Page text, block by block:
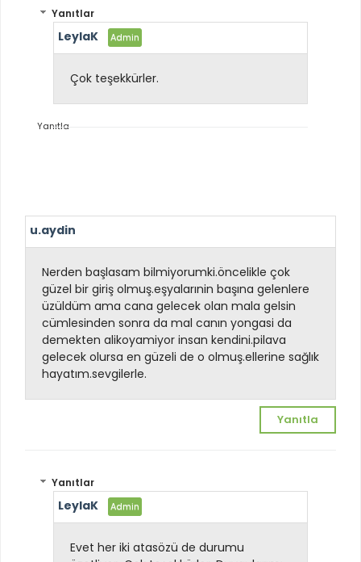
Yanıtlar
LeylaK
Çok teşekkürler.
Yanıtla
u.aydin
Nerden başlasam bilmiyorumki.öncelikle çok
güzel bir giriş olmuş.eşyalarınin başına gelenlere
üzüldüm ama cana gelecek olan mala gelsin
cümlesinden sonra da mal canın yongasi da
demekten alikoyamiyor insan kendini.pilava
gelecek olursa en güzeli de o olmuş.ellerine sağlık
hayatım.sevgilerle.
Yanıtla
Yanıtlar
LeylaK
Evet her iki atasözü de durumu